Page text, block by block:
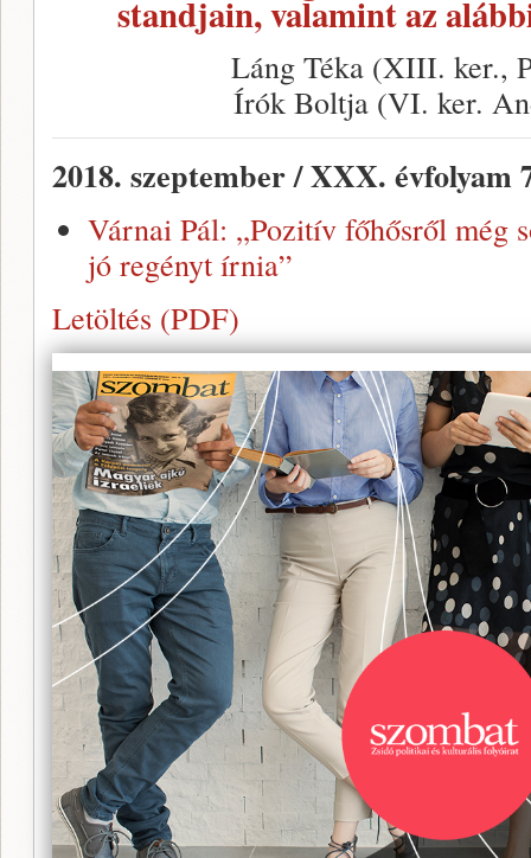
standjain, valamint az
Láng Téka (XIII. ker.,
Írók Boltja (VI. ker.
2018. szeptember / XXX. évfolyam
Várnai Pál: „Pozitív főhősről még
jó regényt írnia”
Letöltés (PDF)